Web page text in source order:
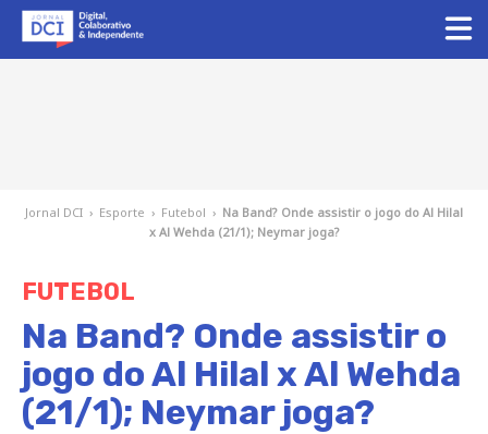
Jornal DCI › Esporte › Futebol › Na Band? Onde assistir o jogo do Al Hilal
x Al Wehda (21/1); Neymar joga?
FUTEBOL
Na Band? Onde assistir o
jogo do Al Hilal x Al Wehda
(21/1); Neymar joga?